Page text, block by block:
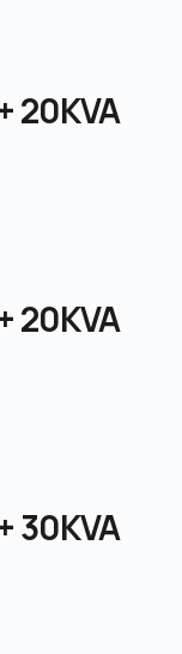
20KVA
20KVA
30KVA